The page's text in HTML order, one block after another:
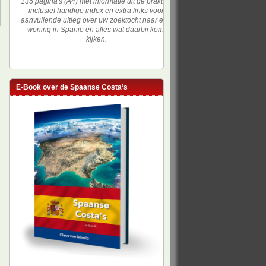
inclusief handige index en extra links voor
aanvullende uitleg over uw zoektocht naar een
woning in Spanje en alles wat daarbij komt
kijken.
E-Book over de Spaanse Costa’s